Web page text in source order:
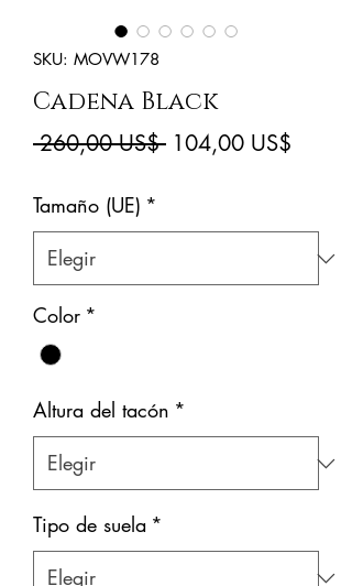
SKU: MOVW178
Cadena Black
260,00 US$ Precio
104,00 US$
Tamaño (UE) *
Color *
Altura del tacón *
Tipo de suela *